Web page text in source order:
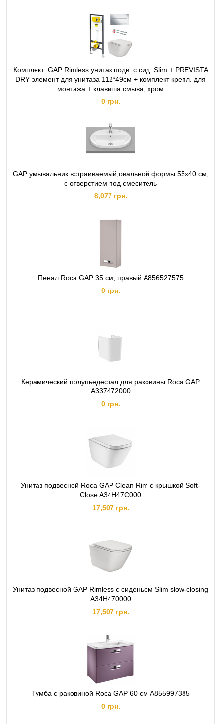
Комплект: GAP Rimless унитаз подв. с сид. Slim + PREVISTA
DRY элемент для унитаза 112*49cм + комплект крепл. для
монтажа + клавиша смыва, хром
0 грн.
GAP умывальник встраиваемый,овальной формы 55x40 cм,
с отверстием под смеситель
8,077 грн.
Пенал Roca GAP 35 см, правый A856527575
0 грн.
Керамический полупьедестал для раковины Roca GAP
A337472000
0 грн.
Унитаз подвесной Roca GAP Clean Rim c крышкой Soft-
Close A34H47C000
17,507 грн.
Унитаз подвесной GAP Rimless с сиденьем Slim slow-closing
A34H470000
17,507 грн.
Тумба с раковиной Roca GAP 60 см A855997385
0 грн.